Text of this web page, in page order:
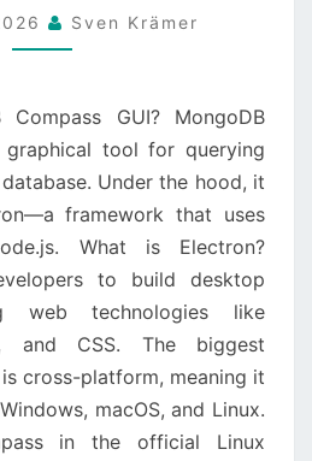
COMPASS?
(IN
CASE:
ALMALINUX)
Sven Krämer
GUI? MongoDB
tool for querying
Under the hood, it
framework that uses
What is Electron?
to build desktop
web technologies like
and CSS. The biggest
cross-platform, meaning it
macOS, and Linux.
in the official Linux